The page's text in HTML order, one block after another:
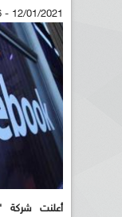
12/01/2021 - 00:56
أعلنت شركة